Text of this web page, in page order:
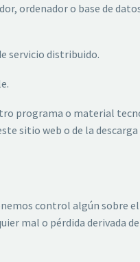
ordenador o base de
servicio distribuido.
programa o material
sitio web o de la
control algún sobre
mal o pérdida derivada de